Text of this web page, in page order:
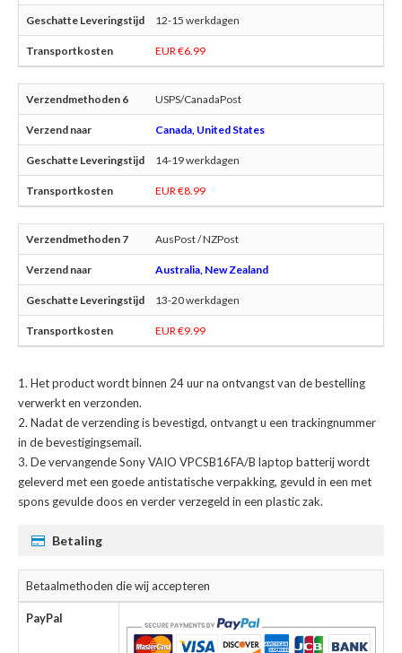
12-15 werkdagen
EUR €6.99
USPS/CanadaPost
Canada, United States
14-19 werkdagen
EUR €8.99
AusPost / NZPost
Australia, New Zealand
13-20 werkdagen
EUR €9.99
Het product wordt binnen 24 uur na ontvangst van de bestelling
verwerkt en verzonden.
Nadat de verzending is bevestigd, ontvangt u een trackingnummer
in de bevestigingsemail.
Devervangende Sony VAIO VPCSB16FA/B laptop batterijwordt
geleverd met een goede antistatische verpakking, gevuld in een met
spons gevulde doos en verder verzegeld in een plastic zak.
Betaling
Betaalmethoden die wij accepteren
PayPal